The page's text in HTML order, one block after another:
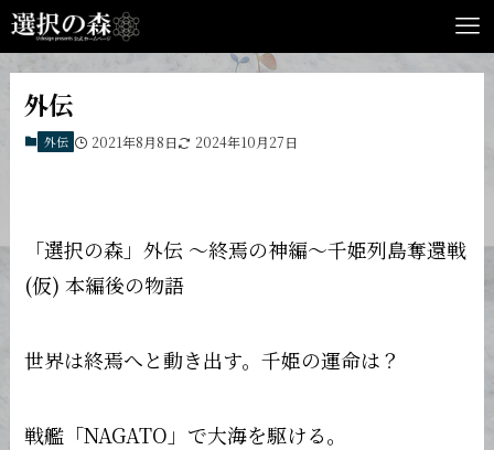
外伝
外伝 2021年8月8日 2024年10月27日
「選択の森」外伝 〜終焉の神編〜千姫列島奪還戦
(仮) 本編後の物語
世界は終焉へと動き出す。千姫の運命は？
戦艦「NAGATO」で大海を駆ける。